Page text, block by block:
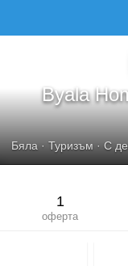
Byala
Бяла · Туризъм · С
1
оферта